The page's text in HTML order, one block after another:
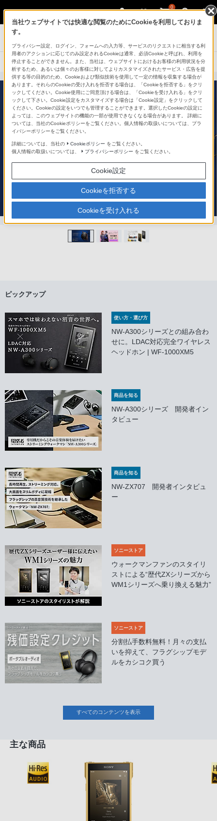
0
製品に関する重要なお知らせ
ピックアップ
使い方・選び方
NW-A300シリーズとの組み合わ
せに。LDAC対応完全ワイヤレス
ヘッドホン | WF-1000XM5
商品を知る
NW-A300シリーズ 開発者イン
タビュー
商品を知る
NW-ZX707 開発者インタビュ
ー
ソニーストア
ウォークマンファンのスタイリ
ストによる“歴代ZXシリーズから
WM1シリーズへ乗り換える魅力”
ソニーストア
分割払手数料無料！月々の支払
いを抑えて、フラグシップモデ
ルをカシコク買う
すべてのコンテンツを表示
主な商品
当社ウェブサイトでは快適な閲覧のためにCookieを利用しておりま
す。
プライバシー設定、ログイン、フォームへの入力等、サービスのリクエストに相当する利
用者のアクションに応じてのみ設定されるCookieは通常、必須Cookieと呼ばれ、利用を
停止することができません。また、当社は、ウェブサイトにおけるお客様の利用状況を分
析するため、あるいは個々のお客様に対してよりカスタマイズされたサービス・広告を提
供する等の目的のため、Cookieおよび類似技術を使用して一定の情報を収集する場合が
あります。それらのCookieの受け入れを拒否する場合は、「Cookieを拒否する」をクリ
ックしてください。Cookie使用にご同意頂ける場合は、「Cookieを受け入れる」をクリ
ックして下さい。Cookie設定をカスタマイズする場合は「Cookie設定」をクリックして
ください。Cookieの設定をいつでも管理することができます。選択したCookieの設定に
よっては、このウェブサイトの機能の一部が使用できなくなる場合があります。 詳細に
ついては、当社のCookieポリシーをご覧ください。個人情報の取扱いについては、プラ
イバシーポリシーをご覧ください。
詳細については、当社の Cookieポリシー をご覧ください。
個人情報の取扱いについては、
プライバシーポリシー をご覧ください。
Cookie設定
Cookieを拒否する
Cookieを受け入れる